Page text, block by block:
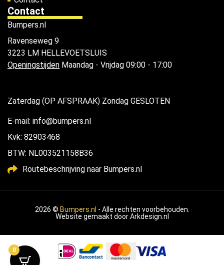
Contact
Bumpers.nl
Ravenseweg 9
3223 LM HELLEVOETSLUIS
Openingstijden Maandag - Vrijdag 09:00 - 17:00
Zaterdag (OP AFSPRAAK) Zondag GESLOTEN
E-mail: info@bumpers.nl
Kvk: 82903468
BTW: NL003521158B36
Routebeschrijving naar Bumpers.nl
2026 © Bumpers.nl - Alle rechten voorbehouden.
Website gemaakt doorArkdesign.nl
0